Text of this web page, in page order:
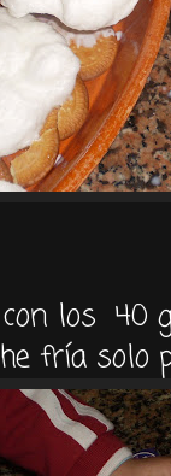
los 40
fría solo